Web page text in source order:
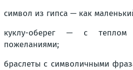
символ из гипса — как
куклу-оберег — с
пожеланиями;
браслеты с символичными